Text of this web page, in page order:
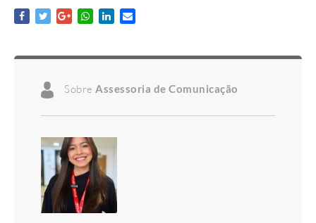
Sobre Assessoria de Comunicação